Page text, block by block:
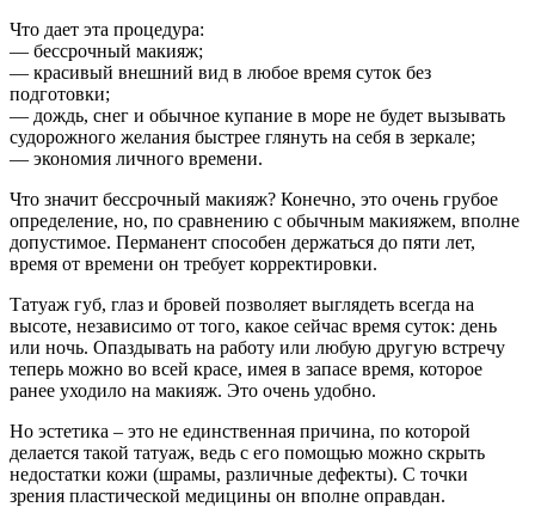
Что дает эта процедура:
— бессрочный макияж;
— красивый внешний вид в любое время суток без
подготовки;
— дождь, снег и обычное купание в море не будет вызывать
судорожного желания быстрее глянуть на себя в зеркале;
— экономия личного времени.
Что значит бессрочный макияж? Конечно, это очень грубое
определение, но, по сравнению с обычным макияжем, вполне
допустимое. Перманент способен держаться до пяти лет,
время от времени он требует корректировки.
Татуаж губ, глаз и бровей позволяет выглядеть всегда на
высоте, независимо от того, какое сейчас время суток: день
или ночь. Опаздывать на работу или любую другую встречу
теперь можно во всей красе, имея в запасе время, которое
ранее уходило на макияж. Это очень удобно.
Но эстетика – это не единственная причина, по которой
делается такой татуаж, ведь с его помощью можно скрыть
недостатки кожи (шрамы, различные дефекты). С точки
зрения пластической медицины он вполне оправдан.